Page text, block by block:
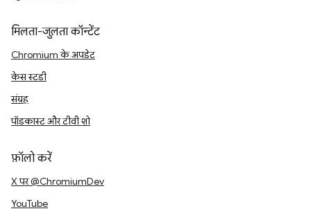
मिलता-जुलता कॉन्टेंट
Chromium के अपडेट
केस स्टडी
संग्रह
पॉडकास्ट और टीवी शो
फ़ॉलो करें
X पर @ChromiumDev
YouTube